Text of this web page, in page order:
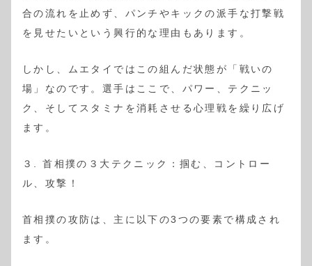
合の流れを止めず、パンチやキックの派手な打撃戦
を見せたいという興行的な理由もあります。
しかし、ムエタイではこの組んだ状態が「戦いの
場」なのです。選手はここで、パワー、テクニッ
ク、そしてスタミナを消耗させる心理戦を繰り広げ
ます。
３. 首相撲の３大テクニック：掴む、コントロー
ル、攻撃！
首相撲の攻防は、主に以下の3つの要素で構成され
ます。